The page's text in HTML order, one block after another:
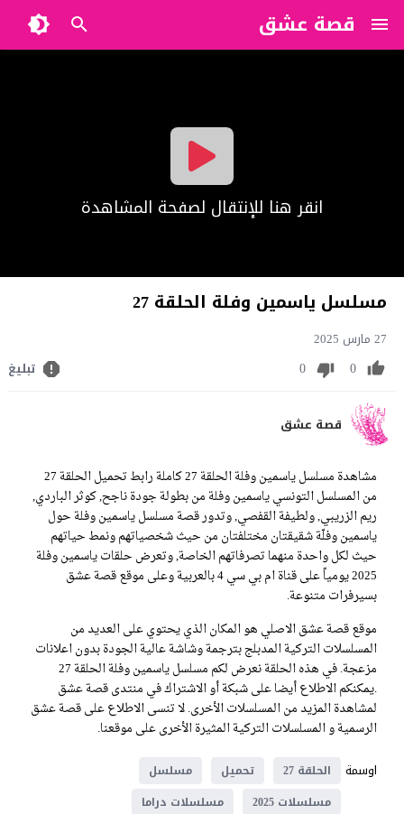
قصة عشق
?>
انقر هنا للإنتقال لصفحة المشاهدة
مسلسل ياسمين وفلة الحلقة 27
27 مارس 2025
0
0 تبليغ
قصة عشق
مشاهدة مسلسل ياسمين وفلة الحلقة 27 كاملة رابط تحميل الحلقة 27
من المسلسل التونسي ياسمين وفلة من بطولة جودة ناجح, كوثر الباردي,
ريم الزريبي, ولطيفة القفصي, وتدور قصة مسلسل ياسمين وفلة حول
ياسمين وفلّة شقيقتان مختلفتان من حيث شخصياتهم ونمط حياتهم
حيث لكل واحدة منهما تصرفاتهم الخاصة, وتعرض حلقات ياسمين وفلة
2025 يومياً على قناة ام بي سي 4 بالعربية وعلى موقع قصة عشق
بسيرفرات متنوعة.
موقع قصة عشق الاصلي هو المكان الذي يحتوي على العديد من
المسلسلات التركية المدبلج بترجمة وشاشة عالية الجودة بدون اعلانات
مزعجة. في هذه الحلقة نعرض لكم مسلسل ياسمين وفلة الحلقة 27
.يمكنكم الاطلاع أيضا على شبكة أو الاشتراك في منتدى قصة عشق
لمشاهدة المزيد من المسلسلات الأخرى. لا تنسى الاطلاع على قصة عشق
الرسمية و المسلسلات التركية المثيرة الأخرى على موقعنا.
اوسمة
الحلقة 27 تحميل
مسلسل
مسلسلات 2025
مسلسلات دراما